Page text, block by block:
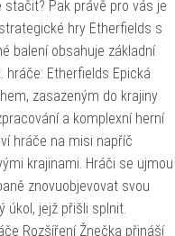
Pak právě pro vás je
hry Etherfields s
balení obsahuje základní
hráče: Etherfields Epická
zasazeným do krajiny
a komplexní herní
hráče na misi napříč
krajinami. Hráči se ujmou
znovuobjevovat svou
úkol, jejž přišli splnit.
Rozšíření Žnečka přináší